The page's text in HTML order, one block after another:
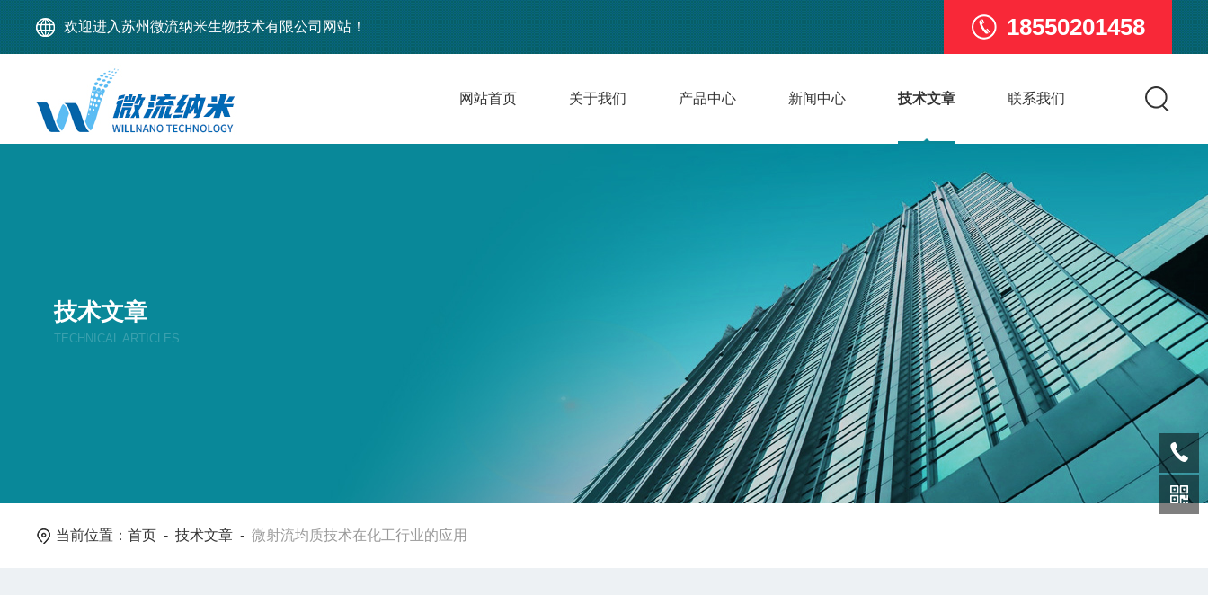
欢迎进入苏州微流纳米生物技术有限公司网站！ 18550201458
网站首页 关于我们 产品中心 新闻中心 技术文章 联系我们
技术文章
TECHNICAL ARTICLES
当前位置：首页 -技术文章 -微射流均质技术在化工行业的应用